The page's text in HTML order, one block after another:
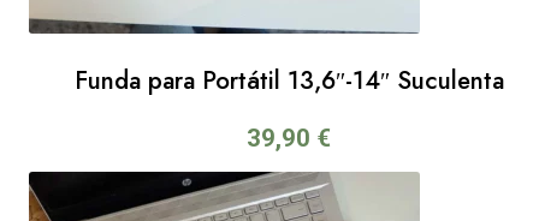
Funda para Portátil 13,6″-14″ Suculenta
39,90 €